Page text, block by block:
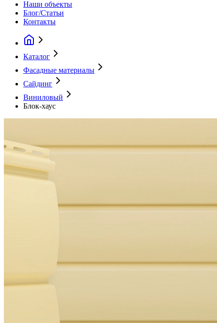
Наши объекты
Блог/Статьи
Контакты
Каталог
Фасадные материалы
Сайдинг
Виниловый
Блок-хаус